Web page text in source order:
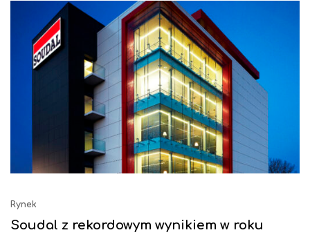
Rynek
Soudal z rekordowym wynikiem w roku